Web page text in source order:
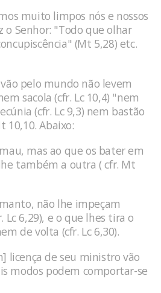
muito limpos nós e nossos
Senhor: "Todo que olhar
(Mt 5,28) etc.
pelo mundo não levem
sacola (cfr. Lc 10,4) "nem
(cfr. Lc 9,3) nem bastão
10,10. Abaixo:
mas ao que os bater em
também a outra ( cfr. Mt
não lhe impeçam
6,29), e o que lhes tira o
de volta (cfr. Lc 6,30).
licença de seu ministro vão
modos podem comportar-se